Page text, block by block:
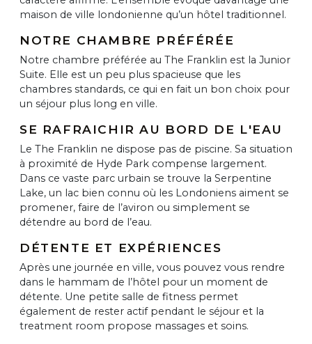
maison de ville londonienne qu’un hôtel traditionnel.
NOTRE CHAMBRE PRÉFÉRÉE
Notre chambre préférée au The Franklin est la Junior
Suite. Elle est un peu plus spacieuse que les
chambres standards, ce qui en fait un bon choix pour
un séjour plus long en ville.
SE RAFRAICHIR AU BORD DE L'EAU
Le The Franklin ne dispose pas de piscine. Sa situation
à proximité de Hyde Park compense largement.
Dans ce vaste parc urbain se trouve la Serpentine
Lake, un lac bien connu où les Londoniens aiment se
promener, faire de l’aviron ou simplement se
détendre au bord de l’eau.
DÉTENTE ET EXPÉRIENCES
Après une journée en ville, vous pouvez vous rendre
dans le hammam de l’hôtel pour un moment de
détente. Une petite salle de fitness permet
également de rester actif pendant le séjour et la
treatment room propose massages et soins.